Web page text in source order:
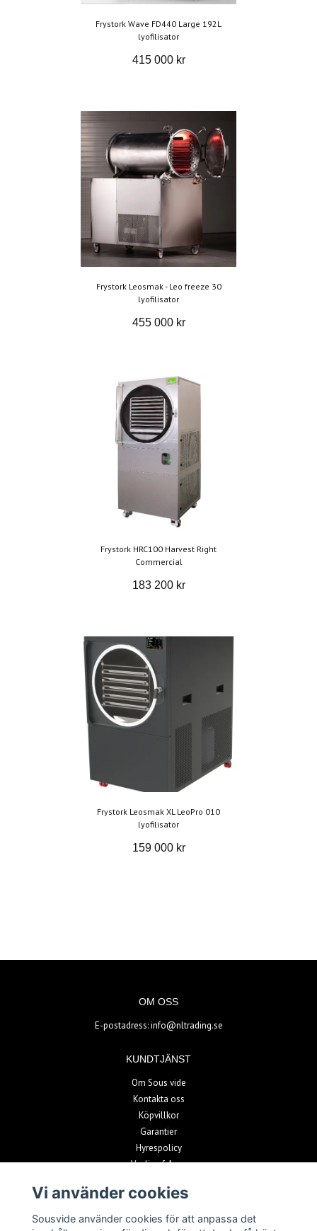
Frystork Wave FD440 Large 192L
lyofilisator
415 000 kr
Frystork Leosmak - Leo freeze 30
lyofilisator
455 000 kr
Frystork HRC100 Harvest Right
Commercial
183 200 kr
Frystork Leosmak XL LeoPro 010
lyofilisator
159 000 kr
OM OSS
E-postadress:info@nltrading.se
KUNDTJÄNST
Om Sous vide
Kontakta oss
Köpvillkor
Garantier
Hyrespolicy
Vanliga frågor
Vi använder cookies
Sousvide använder cookies för att anpassa det